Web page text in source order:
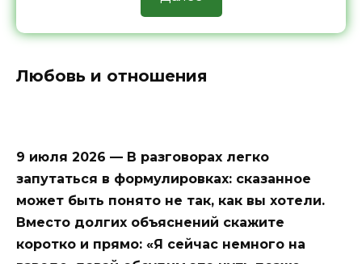
Любовь и отношения
9 июля 2026 — В разговорах легко
запутаться в формулировках: сказанное
может быть понято не так, как вы хотели.
Вместо долгих объяснений скажите
коротко и прямо: «Я сейчас немного на